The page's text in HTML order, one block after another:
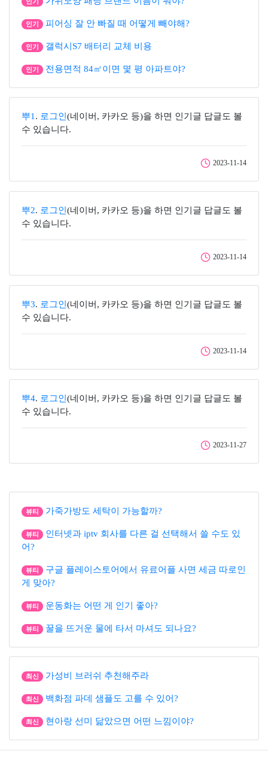
인기 피어싱 잘 안 빠질 때 어떻게 빼야해?
인기 갤럭시S7 배터리 교체 비용
인기 전용면적 84㎡이면 몇 평 아파트야?
뿌1 . 로그인 (네이버, 카카오 등)을 하면 인기글 답글도 볼
수 있습니다.
2023-11-14
뿌2. 로그인 (네이버, 카카오 등)을 하면 인기글 답글도 볼
수 있습니다.
2023-11-14
뿌3. 로그인 (네이버, 카카오 등)을 하면 인기글 답글도 볼
수 있습니다.
2023-11-14
뿌4. 로그인 (네이버, 카카오 등)을 하면 인기글 답글도 볼
수 있습니다.
2023-11-27
뷰티 가죽가방도 세탁이 가능할까?
뷰티
인터넷과 iptv 회사를 다른 걸 선택해서 쓸 수도 있
어?
뷰티
구글 플레이스토어에서 유료어플 사면 세금 따로인
게 맞아?
뷰티 운동화는 어떤 게 인기 좋아?
뷰티 꿀을 뜨거운 물에 타서 마셔도 되나요?
최신 가성비 브러쉬 추천해주라
최신 백화점 파데 샘플도 고를 수 있어?
최신 현아랑 선미 닮았으면 어떤 느낌이야?